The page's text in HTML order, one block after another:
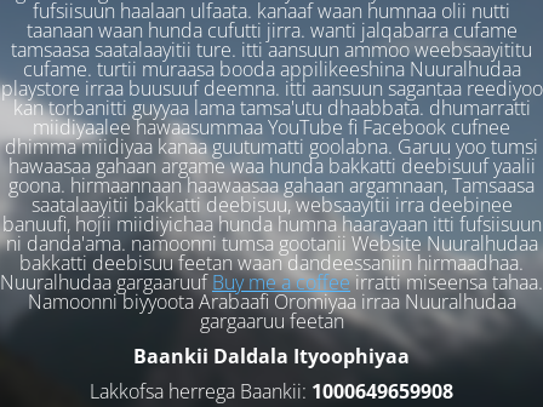
fufsiisuun haalaan ulfaata. kanaaf waan humnaa olii nutti
taanaan waan hunda cufutti jirra. wanti jalqabarra cufame
tamsaasa saatalaayitii ture. itti aansuun ammoo weebsaayititu
cufame. turtii muraasa booda appilikeeshina Nuuralhudaa
playstore irraa buusuuf deemna. itti aansuun sagantaa reediyoo
kan torbanitti guyyaa lama tamsa'utu dhaabbata. dhumarratti
miidiyaalee hawaasummaa YouTube fi Facebook cufnee
dhimma miidiyaa kanaa guutumatti goolabna. Garuu yoo tumsi
hawaasaa gahaan argame waa hunda bakkatti deebisuuf yaalii
goona. hirmaannaan haawaasaa gahaan argamnaan, Tamsaasa
saatalaayitii bakkatti deebisuu, websaayitii irra deebinee
banuufi, hojii miidiyichaa hunda humna haarayaan itti fufsiisuun
ni danda'ama. namoonni tumsa gootanii Website Nuuralhudaa
bakkatti deebisuu feetan waan dandeessaniin hirmaadhaa.
Nuuralhudaa gargaaruufBuy me a coffeeirratti miseensa tahaa.
Namoonni biyyoota Arabaafi Oromiyaa irraa Nuuralhudaa
gargaaruu feetan
Baankii Daldala Ityoophiyaa
Lakkofsa herrega Baankii: 1000649659908